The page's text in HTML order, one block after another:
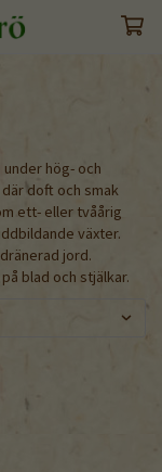
hög- och
doft och smak
ett- eller tvåårig
växter.
jord.
blad och stjälkar.